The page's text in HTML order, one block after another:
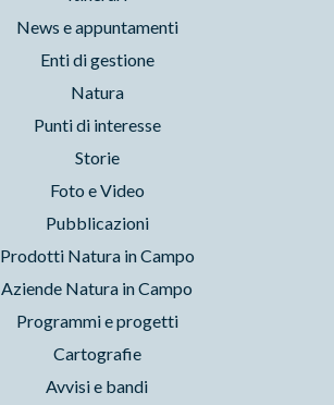
News e appuntamenti
Enti di gestione
Natura
Punti di interesse
Storie
Foto e Video
Pubblicazioni
Prodotti Natura in Campo
Aziende Natura in Campo
Programmi e progetti
Cartografie
Avvisi e bandi